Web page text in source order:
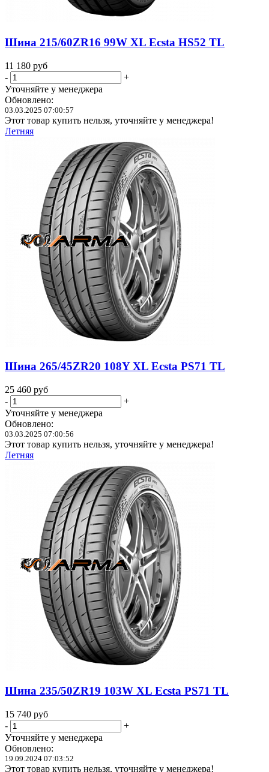
Шина 215/60ZR16 99W XL Ecsta HS52 TL
11 180 руб
-
+
Уточняйте у менеджера
Обновлено:
03.03.2025 07:00:57
Этот товар купить нельзя, уточняйте у менеджера!
Летняя
Шина 265/45ZR20 108Y XL Ecsta PS71 TL
25 460 руб
-
+
Уточняйте у менеджера
Обновлено:
03.03.2025 07:00:56
Этот товар купить нельзя, уточняйте у менеджера!
Летняя
Шина 235/50ZR19 103W XL Ecsta PS71 TL
15 740 руб
-
+
Уточняйте у менеджера
Обновлено:
19.09.2024 07:03:52
Этот товар купить нельзя, уточняйте у менеджера!